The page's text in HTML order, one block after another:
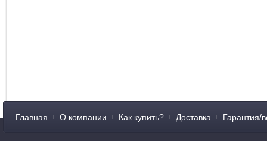
Главная О компании Как купить? Доставка Гарантия/